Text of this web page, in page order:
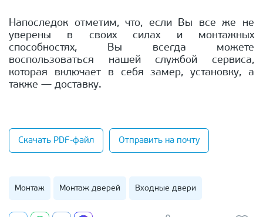
Напоследок отметим, что, если Вы все же не
уверены в своих силах и монтажных
способностях, Вы всегда можете
воспользоваться нашей службой сервиса,
которая включает в себя замер, установку, а
также — доставку.
Скачать PDF-файл Отправить на почту
Монтаж Монтаж дверей Входные двери